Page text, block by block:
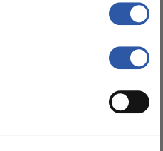
3 -5 werkdagen
15 jaar
van een zorgeloze installatie